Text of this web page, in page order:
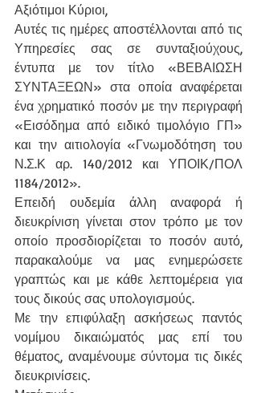
Αξιότιμοι Κύριοι,
Αυτές τις ημέρες αποστέλλονται από τις
Υπηρεσίες σας σε συνταξιούχους,
έντυπα με τον τίτλο «ΒΕΒΑΙΩΣΗ
ΣΥΝΤΑΞΕΩΝ» στα οποία αναφέρεται
ένα χρηματικό ποσόν με την περιγραφή
«Εισόδημα από ειδικό τιμολόγιο ΓΠ»
και την αιτιολογία «Γνωμοδότηση του
Ν.Σ.Κ αρ. 140/2012 και ΥΠΟΙΚ/ΠΟΛ
1184/2012».
Επειδή ουδεμία άλλη αναφορά ή
διευκρίνιση γίνεται στον τρόπο με τον
οποίο προσδιορίζεται το ποσόν αυτό,
παρακαλούμε να μας ενημερώσετε
γραπτώς και με κάθε λεπτομέρεια για
τους δικούς σας υπολογισμούς.
Με την επιφύλαξη ασκήσεως παντός
νομίμου δικαιώματός μας επί του
θέματος, αναμένουμε σύντομα τις δικές
διευκρινίσεις.